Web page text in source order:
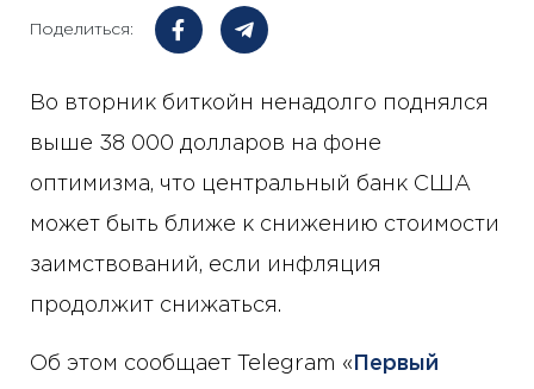
Поделиться:
Во вторник биткойн ненадолго поднялся
выше 38 000 долларов на фоне
оптимизма, что центральный банк США
может быть ближе к снижению стоимости
заимствований, если инфляция
продолжит снижаться.
Об этом сообщает Telegram « Первый